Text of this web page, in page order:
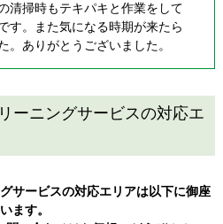
清掃時もテキパキと作業をして
す。また気になる時期が来たら
。ありがとうございました。
ーニングサービスの対応エ
サービスの対応エリアは以下に御座
います。